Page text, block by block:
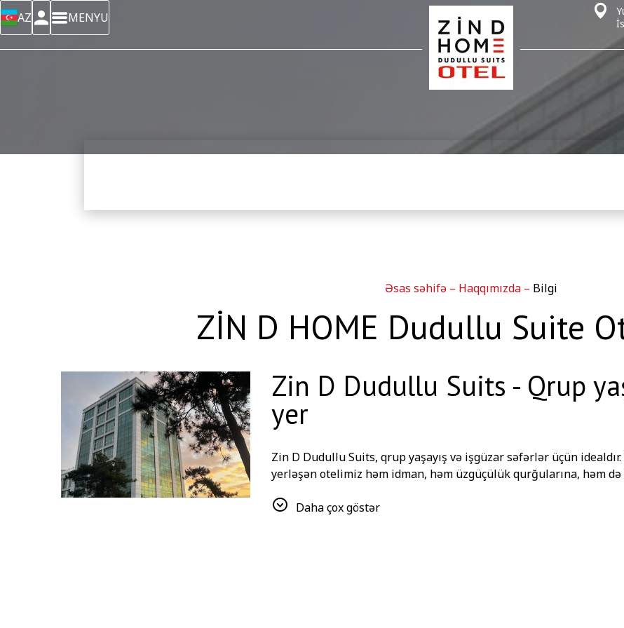
AZ MENYU
Əsas səhifə – Haqqımızda – Bilgi
ZİN D HOME Dudullu Suite
Zin D Dudullu Suits - Qrup
yer
Zin D Dudullu Suits, qrup yaşayış və işgüzar səfərlər üçün
yerləşən otelimiz həm idman, həm üzgüçülük qurğularına, həm
ilə məşğul ola bilərlər.
Daha çox göstər